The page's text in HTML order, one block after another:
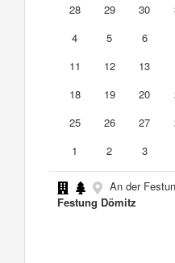
28
29 30
4
5 6
11
12 13
18
19 20
25
26 27
1
2 3
An der
Festung Dömitz